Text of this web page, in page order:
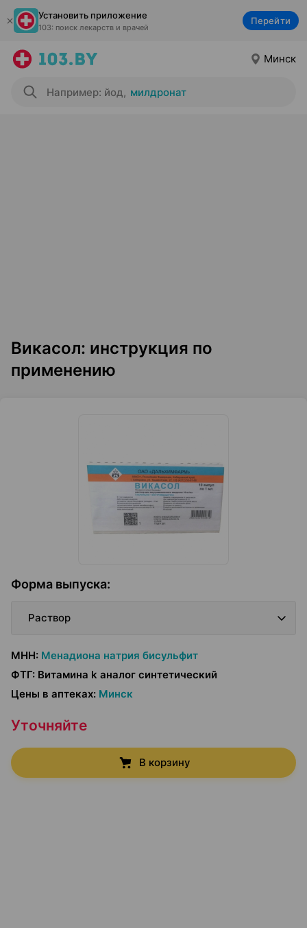
Установить приложение
103: поиск лекарств и врачей
Перейти
Минск
Например: йод, милдронат
Викасол: инструкция по
применению
Форма выпуска:
Раствор
МНН: Менадиона натрия бисульфит
ФТГ: Витамина k аналог синтетический
Цены в аптеках: Минск
Уточняйте
В корзину